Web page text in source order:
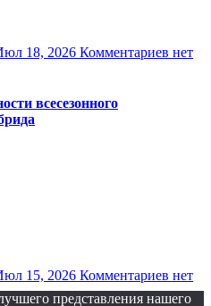
18, 2026 Комментариев нет
всесезонного
15, 2026 Комментариев нет
представления нашего